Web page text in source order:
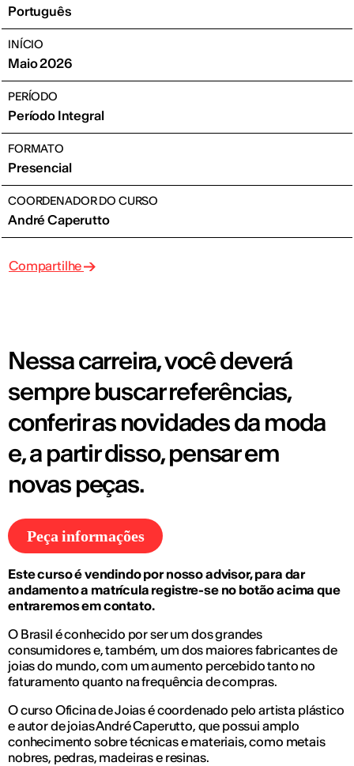
Português
INÍCIO
Maio 2026
PERÍODO
Período Integral
FORMATO
Presencial
COORDENADOR DO CURSO
André Caperutto
Compartilhe
Nessa carreira, você deverá
sempre buscar referências,
conferir as novidades da moda
e, a partir disso, pensar em
novas peças.
Peça informações
Este curso é vendindo por nosso advisor, para dar
andamento a matrícula registre-se no botão acima que
entraremos em contato.
O Brasil é conhecido por ser um dos grandes
consumidores e, também, um dos maiores fabricantes de
joias do mundo, com um aumento percebido tanto no
faturamento quanto na frequência de compras.
O curso Oficina de Joias é coordenado pelo artista plástico
e autor de joias André Caperutto, que possui amplo
conhecimento sobre técnicas e materiais, como metais
nobres, pedras, madeiras e resinas.